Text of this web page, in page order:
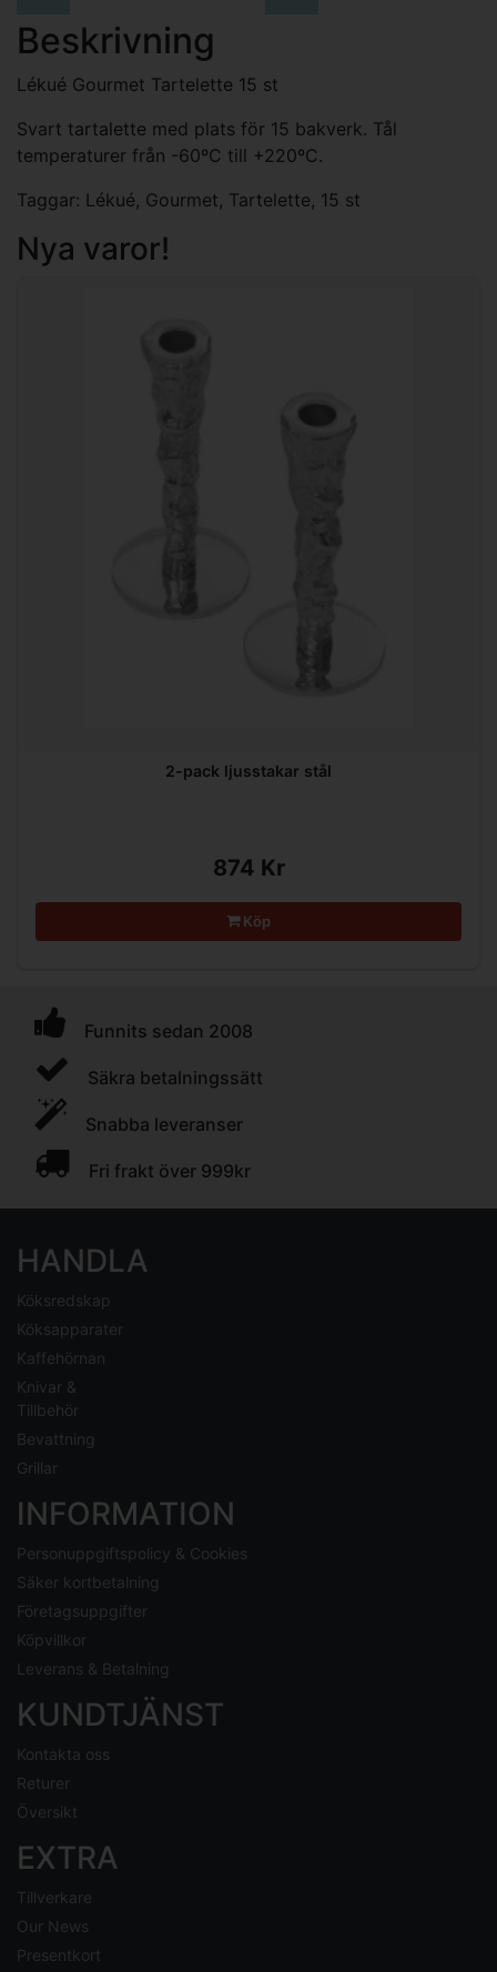
Beskrivning
Lékué Gourmet Tartelette 15 st
Svart tartalette med plats för 15 bakverk. Tål
temperaturer från -60ºC till +220ºC.
Taggar: Lékué, Gourmet, Tartelette, 15 st
Nya varor!
2-pack ljusstakar stål
874 Kr
Köp
Funnits sedan 2008
Säkra betalningssätt
Snabba leveranser
Fri frakt över 999kr
HANDLA
Köksredskap
Köksapparater
Kaffehörnan
Knivar &
Tillbehör
Bevattning
Grillar
INFORMATION
Personuppgiftspolicy & Cookies
Säker kortbetalning
Företagsuppgifter
Köpvillkor
Leverans & Betalning
KUNDTJÄNST
Kontakta oss
Returer
Översikt
EXTRA
Tillverkare
Our News
Presentkort